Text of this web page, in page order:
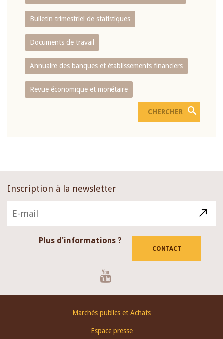
Bulletin trimestriel de statistiques
Documents de travail
Annuaire des banques et établissements financiers
Revue économique et monétaire
Inscription à la newsletter
Plus d'informations ?
CONTACT
Marchés publics et Achats
Espace presse